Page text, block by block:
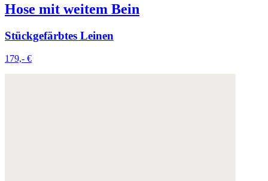
Hose mit weitem Bein
Stückgefärbtes Leinen
179,- €